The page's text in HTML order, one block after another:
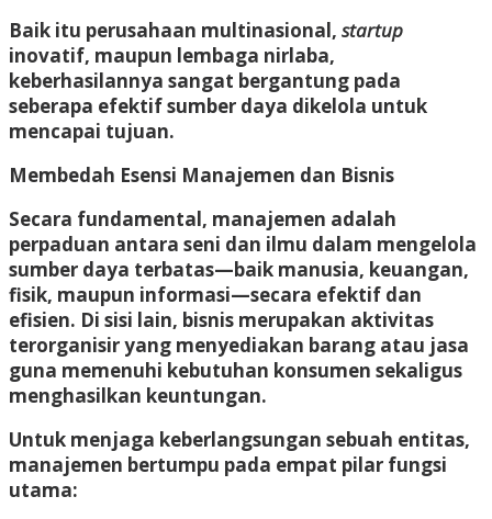
Baik itu perusahaan multinasional, startup
inovatif, maupun lembaga nirlaba,
keberhasilannya sangat bergantung pada
seberapa efektif sumber daya dikelola untuk
mencapai tujuan.
Membedah Esensi Manajemen dan Bisnis
Secara fundamental, manajemen adalah
perpaduan antara seni dan ilmu dalam mengelola
sumber daya terbatas—baik manusia, keuangan,
fisik, maupun informasi—secara efektif dan
efisien. Di sisi lain, bisnis merupakan aktivitas
terorganisir yang menyediakan barang atau jasa
guna memenuhi kebutuhan konsumen sekaligus
menghasilkan keuntungan.
Untuk menjaga keberlangsungan sebuah entitas,
manajemen bertumpu pada empat pilar fungsi
utama: